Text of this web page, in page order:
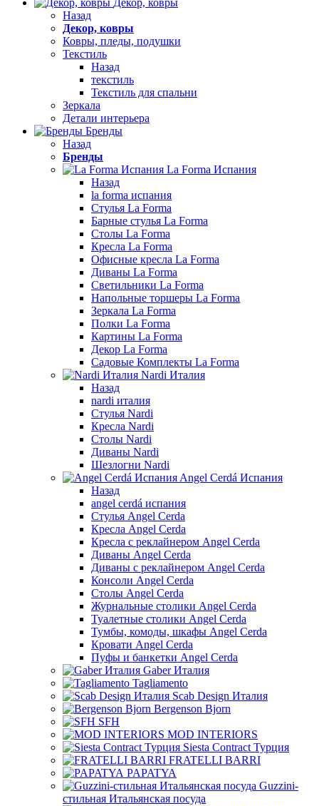
Декор, ковры
Назад
Декор, ковры
Ковры, пледы, подушки
Текстиль
Назад
текстиль
Текстиль для спальни
Зеркала
Детали интерьера
Бренды
Назад
Бренды
La Forma Испания
Назад
la forma испания
Стулья La Forma
Барные стулья La Forma
Столы La Forma
Кресла La Forma
Офисные кресла La Forma
Диваны La Forma
Светильники La Forma
Напольные торшеры La Forma
Зеркала La Forma
Полки La Forma
Картины La Forma
Декор La Forma
Садовые Комплекты La Forma
Nardi Италия
Назад
nardi италия
Стулья Nardi
Кресла Nardi
Столы Nardi
Диваны Nardi
Шезлогни Nardi
Angel Cerdá Испания
Назад
angel cerdá испания
Стулья Angel Cerda
Кресла Angel Cerda
Кресла с реклайнером Angel Cerda
Диваны Angel Cerda
Диваны с реклайнером Angel Cerda
Консоли Angel Cerda
Столы Angel Cerda
Журнальные столики Angel Cerda
Туалетные столики Angel Cerda
Тумбы, комоды, шкафы Angel Cerda
Кровати Angel Cerda
Пуфы и банкетки Angel Cerda
Gaber Италия
Tagliamento
Scab Design Италия
Bergenson Bjorn
SFH
MOD INTERIORS
Siesta Contract Турция
FRATELLI BARRI
PAPATYA
Guzzini-
стильная Итальянская посуда